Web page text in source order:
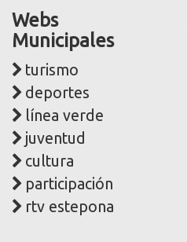
Webs
Municipales
turismo
deportes
línea verde
juventud
cultura
participación
rtv estepona